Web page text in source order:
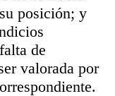
posición; y
de
valorada por